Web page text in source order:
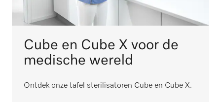
Cube en Cube X voor de
medische wereld
Ontdek onze tafel sterilisatoren Cube en Cube X.